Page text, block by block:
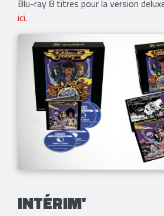
Blu-ray 8 titres pour la version
ici.
INTÉRIM'